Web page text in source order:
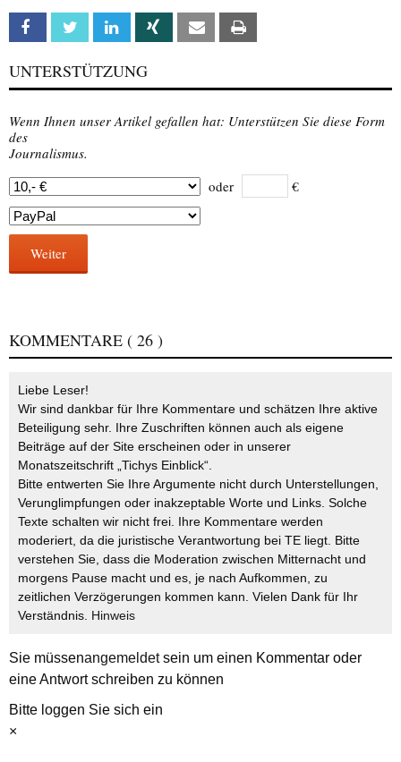
Facebook Twitter Linkedin Xing Email
UNTERSTÜTZUNG
Wenn Ihnen unser Artikel gefallen hat: Unterstützen Sie diese Form
des
Journalismus.
oder
€
Weiter
KOMMENTARE ( 26 )
Liebe Leser!
Wir sind dankbar für Ihre Kommentare und schätzen Ihre aktive
Beteiligung sehr. Ihre Zuschriften können auch als eigene
Beiträge auf der Site erscheinen oder in unserer
Monatszeitschrift „Tichys Einblick“.
Bitte entwerten Sie Ihre Argumente nicht durch Unterstellungen,
Verunglimpfungen oder inakzeptable Worte und Links. Solche
Texte schalten wir nicht frei. Ihre Kommentare werden
moderiert, da die juristische Verantwortung bei TE liegt. Bitte
verstehen Sie, dass die Moderation zwischen Mitternacht und
morgens Pause macht und es, je nach Aufkommen, zu
zeitlichen Verzögerungen kommen kann. Vielen Dank für Ihr
Verständnis. Hinweis
Sie müssenangemeldetsein um einen Kommentar oder
eine Antwort schreiben zu können
Bitte loggen Sie sich ein
×